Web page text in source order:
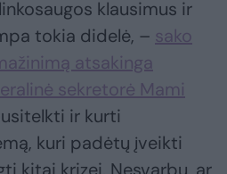
klausimus ir
tokia didelė, – sako
atsakinga
sekretorė Mami
ir kurti
kuri padėtų įveikti
kitai krizei. Nesvarbu, ar